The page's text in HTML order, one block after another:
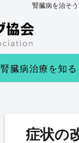
腎臓病を治そ
腎臓病治療を知る
症状の